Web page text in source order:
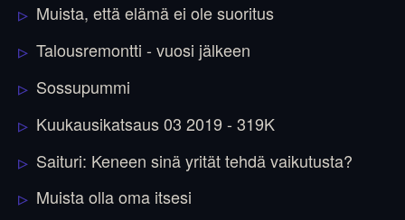
Muista, että elämä ei ole suoritus
Talousremontti - vuosi jälkeen
Sossupummi
Kuukausikatsaus 03 2019 - 319K
Saituri: Keneen sinä yrität tehdä vaikutusta?
Muista olla oma itsesi